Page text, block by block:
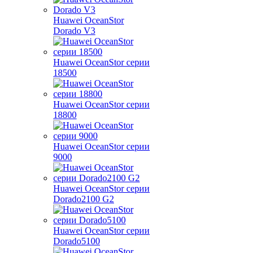
Huawei OceanStor
Dorado V3
Huawei OceanStor серии
18500
Huawei OceanStor серии
18800
Huawei OceanStor серии
9000
Huawei OceanStor серии
Dorado2100 G2
Huawei OceanStor серии
Dorado5100